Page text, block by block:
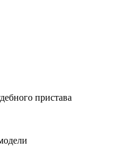
пристава